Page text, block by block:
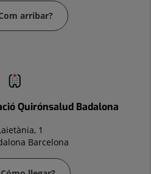
arribar?
Quirónsalud Badalona
1
Barcelona